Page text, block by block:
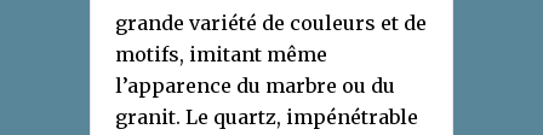
grande variété de couleurs et de
motifs, imitant même
l’apparence du marbre ou du
granit. Le quartz, impénétrable